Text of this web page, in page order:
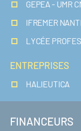
GEPEA - UMR
IFREMER
LYCÉE
ENTREPRISES
HALIEUTICA
FINANCEURS